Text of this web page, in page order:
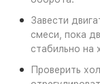
Завести
смеси, пока
стабильно на
Проверить